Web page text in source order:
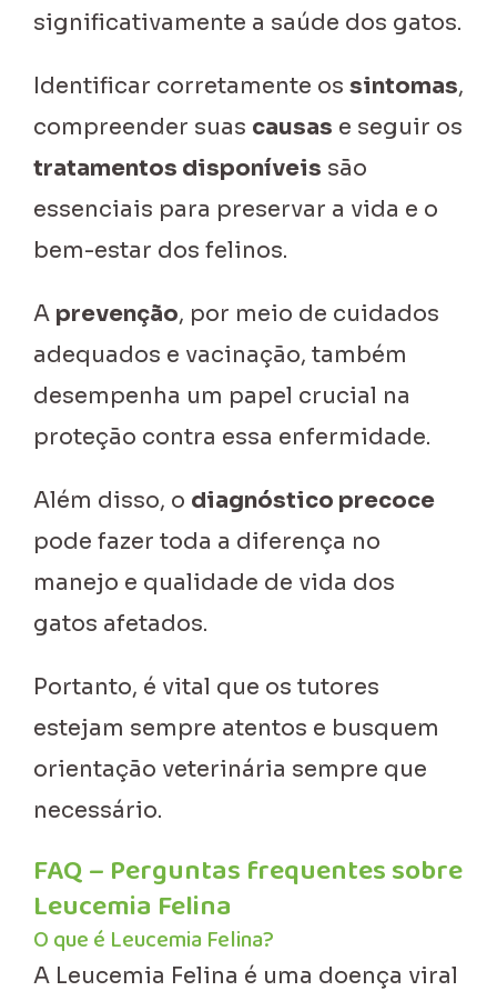
significativamente a saúde dos gatos.
Identificar corretamente os sintomas,
compreender suas causas e seguir os
tratamentos disponíveis são
essenciais para preservar a vida e o
bem-estar dos felinos.
A prevenção, por meio de cuidados
adequados e vacinação, também
desempenha um papel crucial na
proteção contra essa enfermidade.
Além disso, o diagnóstico precoce
pode fazer toda a diferença no
manejo e qualidade de vida dos
gatos afetados.
Portanto, é vital que os tutores
estejam sempre atentos e busquem
orientação veterinária sempre que
necessário.
FAQ – Perguntas frequentes sobre
Leucemia Felina
O que é Leucemia Felina?
A Leucemia Felina é uma doença viral